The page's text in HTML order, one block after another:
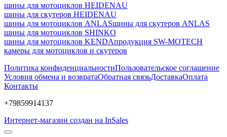
шины для мотоциклов HEIDENAU
шины для скутеров HEIDENAU
шины для мотоциклов ANLASшины для скутеров ANLAS
шины для мотоциклов SHINKO
шины для мотоциклов KENDAпродукция SW-MOTECH
камеры для мотоциклов и скутеров
Политика конфиденциальностиПользовательское соглашение
Условия обмена и возвратаОбратная связьДоставкаОплата
Контакты
+79859914137
Интернет-магазин создан на InSales